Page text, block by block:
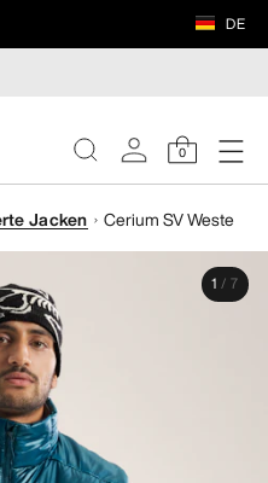
DE
0
Jacken Cerium SV Weste
1 / 7